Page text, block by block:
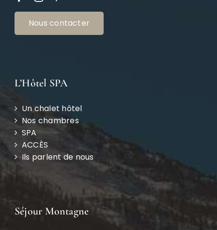
Nous contacter
L’Hôtel SPA
Un chalet hôtel
Nos chambres
SPA
ACCÈS
Ils parlent de nous
Séjour Montagne